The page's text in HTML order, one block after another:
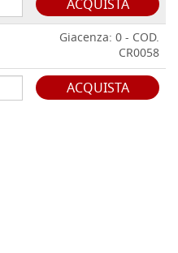
ACQUISTA
Giacenza: 0 - COD.
CR0058
ACQUISTA